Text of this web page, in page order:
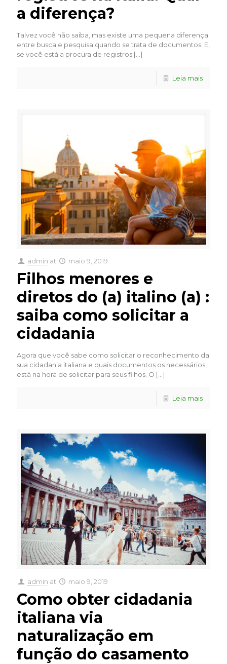
a diferença?
Talvez você não saiba, mas existe uma pequena diferença
entre busca e pesquisa quando se trata de documentos. E,
se você está a procura de registros […]
Leia mais
admin at maio 9, 2019
Filhos menores e
diretos do (a) italino (a) :
saiba como solicitar a
cidadania
Agora que você sabe como solicitar o reconhecimento da
sua cidadania italiana e quais documentos os necessários,
está na hora de solicitar para seus filhos. O […]
Leia mais
admin at maio 9, 2019
Como obter cidadania
italiana via
naturalização em
função do casamento